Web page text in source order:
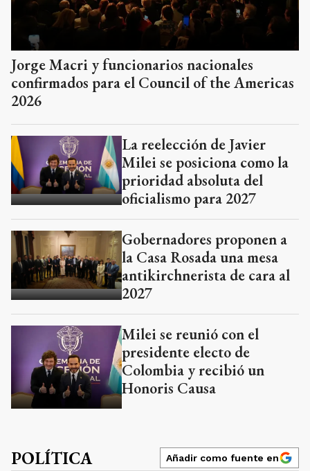
Jorge Macri y funcionarios nacionales
confirmados para el Council of the Americas
2026
La reelección de Javier
Milei se posiciona como la
prioridad absoluta del
oficialismo para 2027
Gobernadores proponen a
la Casa Rosada una mesa
antikirchnerista de cara al
2027
Milei se reunió con el
presidente electo de
Colombia y recibió un
Honoris Causa
POLÍTICA Añadir como fuente en